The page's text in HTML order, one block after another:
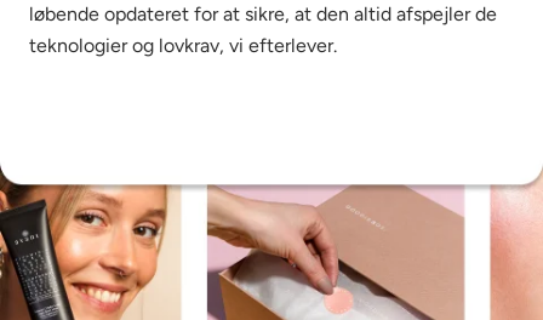
løbende opdateret for at sikre, at den altid afspejler de
teknologier og lovkrav, vi efterlever.